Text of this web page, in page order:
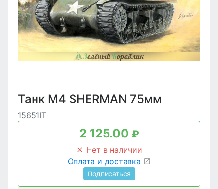
Танк M4 SHERMAN 75мм
15651IT
2 125.00 ₽
Нет в наличии
Оплата и доставка
Подписаться